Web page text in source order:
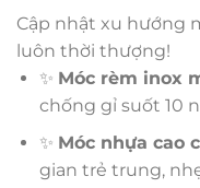
Cập nhật xu hướng
luôn thời thượng!
✨ Móc rèm inox
chống gỉ suốt 10
✨ Móc nhựa cao
gian trẻ trung,